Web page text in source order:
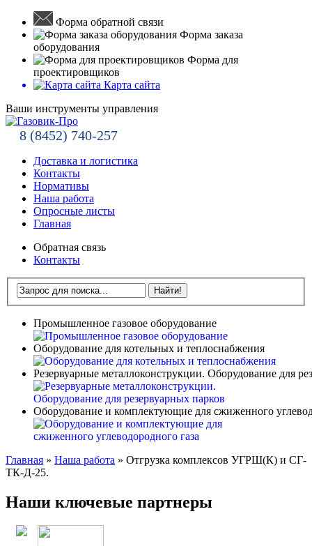
Форма обратной связи
Форма заказа
оборудования
Форма для
проектировщиков
Карта сайта
Ваши инструменты управления
8 (8452) 740-257
Доставка и логистика
Контакты
Нормативы
Наша работа
Опросные листы
Главная
Обратная связь
Контакты
Промышленное газовое оборудование
Оборудование для котельных и теплоснабжения
Резервуарные металлоконструкции. Оборудование для
Оборудование и комплектующие для сжиженного
Главная » Наша работа » Отгрузка комплексов УГРШ(К) и СГ-
ТК-Д-25.
Наши ключевые партнеры